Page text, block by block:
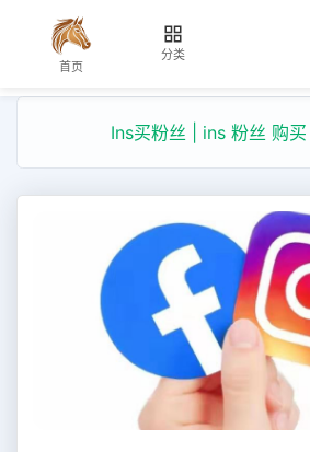
首页
分类
Ins买粉丝 | ins 粉丝 购